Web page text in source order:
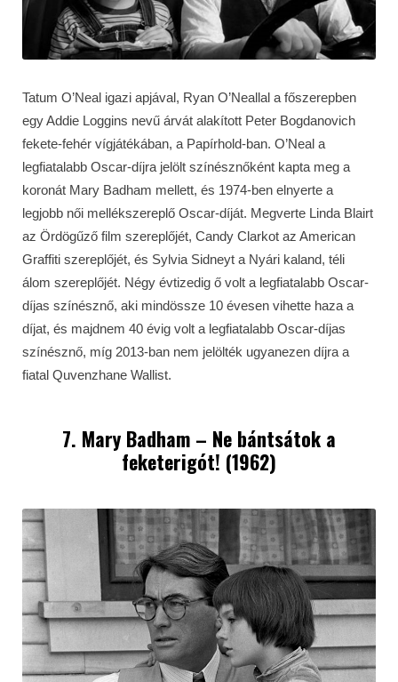
Tatum O’Neal igazi apjával, Ryan O’Neallal a főszerepben
egy Addie Loggins nevű árvát alakított Peter Bogdanovich
fekete-fehér vígjátékában, a Papírhold-ban. O’Neal a
legfiatalabb Oscar-díjra jelölt színésznőként kapta meg a
koronát Mary Badham mellett, és 1974-ben elnyerte a
legjobb női mellékszereplő Oscar-díját. Megverte Linda Blairt
az Ördögűző film szereplőjét, Candy Clarkot az American
Graffiti szereplőjét, és Sylvia Sidneyt a Nyári kaland, téli
álom szereplőjét. Négy évtizedig ő volt a legfiatalabb Oscar-
díjas színésznő, aki mindössze 10 évesen vihette haza a
díjat, és majdnem 40 évig volt a legfiatalabb Oscar-díjas
színésznő, míg 2013-ban nem jelölték ugyanezen díjra a
fiatal Quvenzhane Wallist.
7. Mary Badham – Ne bántsátok a
feketerigót! (1962)